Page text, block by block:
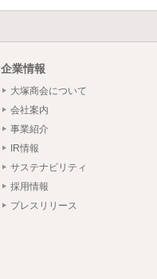
企業情報
大塚商会について
会社案内
事業紹介
IR情報
サステナビリティ
採用情報
プレスリリース